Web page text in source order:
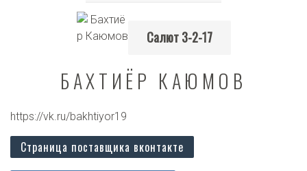
Салют 3-2-17
БАХТИЁР КАЮМОВ
https://vk.ru/bakhtiyor19
Страница поставщика вконтакте